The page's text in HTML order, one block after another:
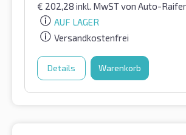
€ 202,28 inkl. MwSTvon Auto-
AUF LAGER
Versandkostenfrei
Details Warenkorb